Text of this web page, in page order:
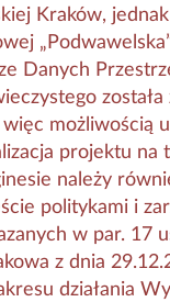
Kraków,
Danych
możliwością
projektu
należy
politykami i
w par. 17
z dnia
działania